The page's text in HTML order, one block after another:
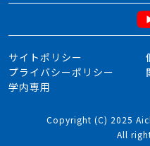
サイトポリシー
プライバシーポリシー
学内専用
Copyright (C) 2025
All